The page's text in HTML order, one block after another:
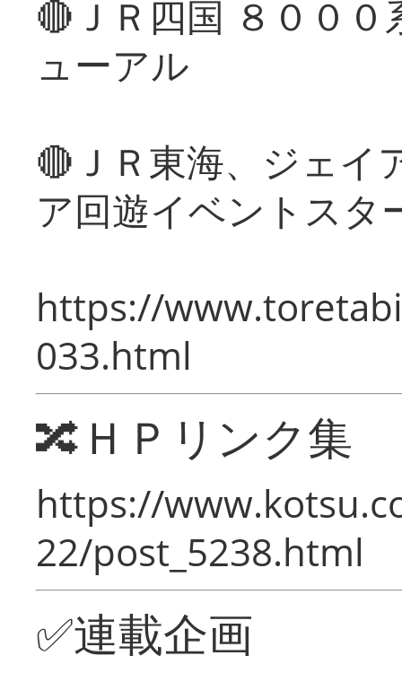
🔴ＪＲ四国 ８００
ューアル
🔴ＪＲ東海、ジェイ
ア回遊イベントスタ
https://
033.html
🔀ＨＰリンク集
https://
22/post_5238.html
✅連載企画